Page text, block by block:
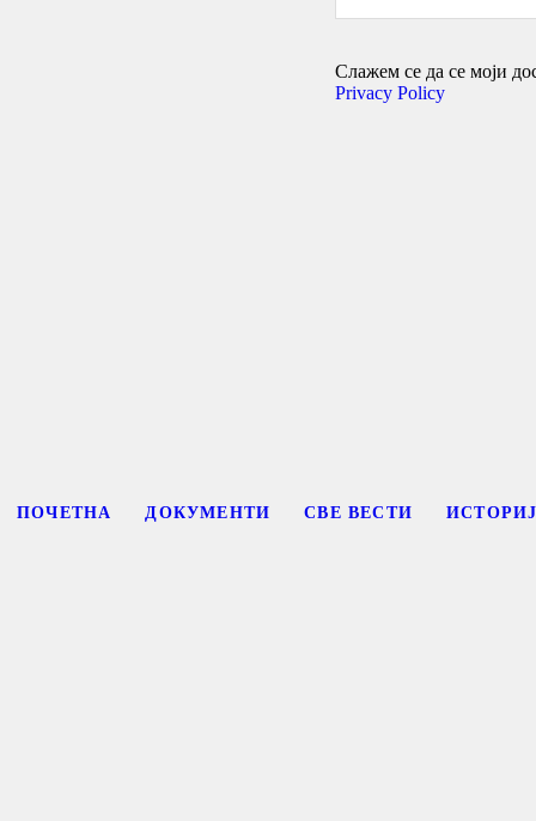
Слажем се да се моји
Privacy Policy
ПОЧЕТНА ДОКУМЕНТИ СВЕ ВЕСТИ